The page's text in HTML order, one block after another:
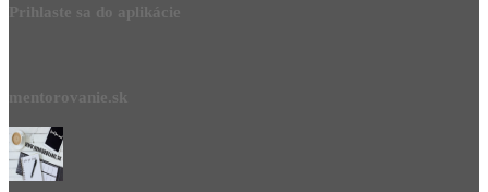
Prihlaste sa do aplikácie
mentorovanie.sk